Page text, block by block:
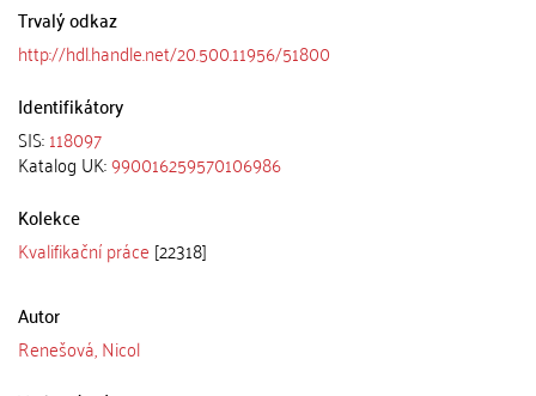
Trvalý odkaz
http://hdl.handle.net/20.500.11956/51800
Identifikátory
SIS:118097
Katalog UK:990016259570106986
Kolekce
Kvalifikační práce [22318]
Autor
Renešová, Nicol